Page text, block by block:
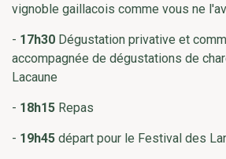
vignoble gaillacois comme vous ne
- 17h30 Dégustation privative et
accompagnée de dégustations de
Lacaune
- 18h15 Repas
- 19h45 départ pour le Festival des